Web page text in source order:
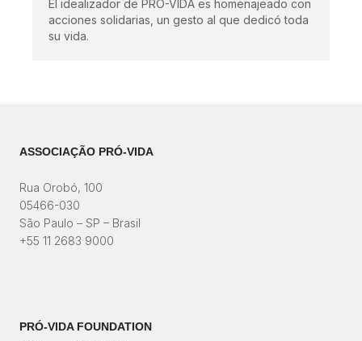
El idealizador de PRÓ-VIDA es homenajeado con
acciones solidarias, un gesto al que dedicó toda
su vida.
ASSOCIAÇÃO PRÓ-VIDA
Rua Orobó, 100
05466-030
São Paulo – SP – Brasil
+55 11 2683 9000
PRÓ-VIDA FOUNDATION